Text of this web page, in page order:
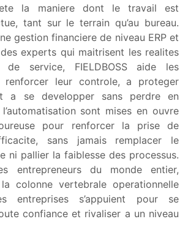
la maniere dont le travail est
tant sur le terrain qu’au bureau.
gestion financiere de niveau ERP et
experts qui maitrisent les realites
de service, FIELDBOSS aide les
renforcer leur controle, a proteger
a se developper sans perdre en
sont mises en ouvre
pour renforcer la prise de
sans jamais remplacer le
ni pallier la faiblesse des processus.
entrepreneurs du monde entier,
la colonne vertebrale operationnelle
entreprises s’appuient pour se
confiance et rivaliser a un niveau